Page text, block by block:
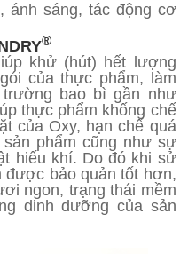
ánh sáng, tác động cơ
®
khử (hút) hết lượng
của thực phẩm, làm
bao bì gần như
thực phẩm khống chế
của Oxy, hạn chế quá
phẩm cũng như sự
hiếu khí. Do đó khi sử
được bảo quản tốt hơn,
ngon, trạng thái mềm
dinh dưỡng của sản